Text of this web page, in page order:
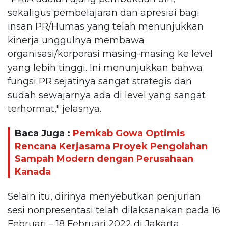
sekaligus pembelajaran dan apresiai bagi
insan PR/Humas yang telah menunjukkan
kinerja unggulnya membawa
organisasi/korporasi masing-masing ke level
yang lebih tinggi. Ini menunjukkan bahwa
fungsi PR sejatinya sangat strategis dan
sudah sewajarnya ada di level yang sangat
terhormat," jelasnya.
Baca Juga : Pemkab Gowa Optimis
Rencana Kerjasama Proyek Pengolahan
Sampah Modern dengan Perusahaan
Kanada
Selain itu, dirinya menyebutkan penjurian
sesi nonpresentasi telah dilaksanakan pada 16